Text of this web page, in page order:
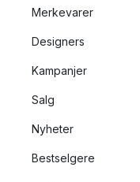
Merkevarer
Designers
Kampanjer
Salg
Nyheter
Bestselgere